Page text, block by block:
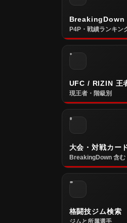
BreakingDown
P4P・戦績ランキン
UFC / RIZIN 王
現王者・階級別
大会・対戦カー
BreakingDown 含
格闘技ジム検索
ジムと所属選手